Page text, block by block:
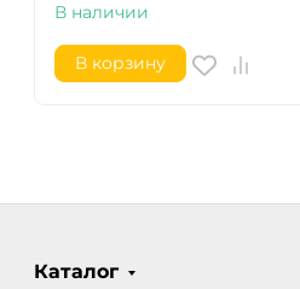
В наличии
В корзину
Каталог